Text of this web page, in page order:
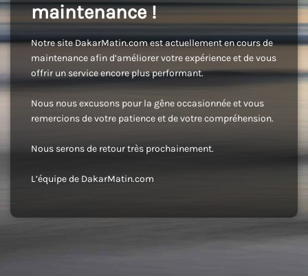
maintenance !
Notre site DakarMatin.com est actuellement en cours de
maintenance afin d’améliorer votre expérience et de vous
offrir un service encore plus performant.
Nous nous excusons pour la gêne occasionnée et vous
remercions de votre patience et de votre compréhension.
Nous serons de retour très prochainement.
L’équipe de DakarMatin.com